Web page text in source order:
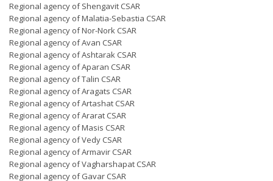
Regional agency of Shengavit CSAR
Regional agency of Malatia-Sebastia CSAR
Regional agency of Nor-Nork CSAR
Regional agency of Avan CSAR
Regional agency of Ashtarak CSAR
Regional agency of Aparan CSAR
Regional agency of Talin CSAR
Regional agency of Aragats CSAR
Regional agency of Artashat CSAR
Regional agency of Ararat CSAR
Regional agency of Masis CSAR
Regional agency of Vedy CSAR
Regional agency of Armavir CSAR
Regional agency of Vagharshapat CSAR
Regional agency of Gavar CSAR